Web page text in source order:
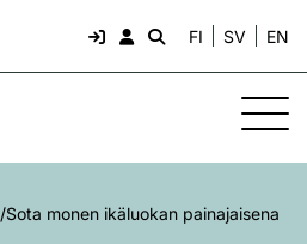
FI SV EN
/Sota monen ikäluokan painajaisena